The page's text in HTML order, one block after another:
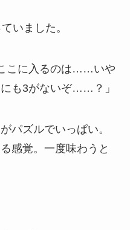
いました。
こに入るのは……いや
も3がないぞ……？」
パズルでいっぱい。
感覚。一度味わうと